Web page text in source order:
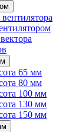
65 мм
80 мм
100 мм
130 мм
150 мм